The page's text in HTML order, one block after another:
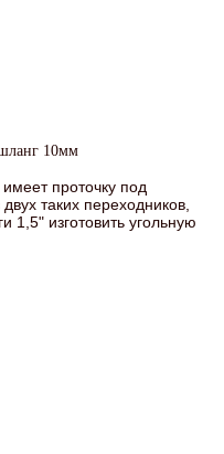
10мм
проточку под
таких переходников,
1,5" изготовить угольную